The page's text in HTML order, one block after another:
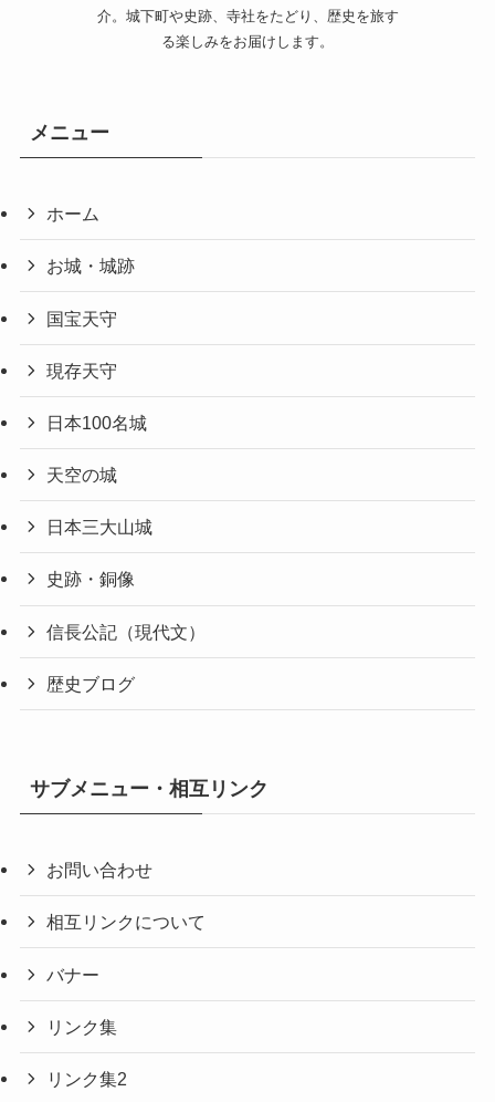
介。城下町や史跡、寺社をたどり、歴史を旅す
る楽しみをお届けします。
メニュー
ホーム
お城・城跡
国宝天守
現存天守
日本100名城
天空の城
日本三大山城
史跡・銅像
信長公記（現代文）
歴史ブログ
サブメニュー・相互リンク
お問い合わせ
相互リンクについて
バナー
リンク集
リンク集2